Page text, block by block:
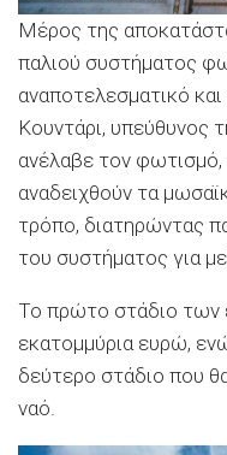
Μέρος της
παλιού συστήματος
αναποτελεσματικό
Κουντάρι, υπεύθυνος
ανέλαβε τον φωτισμό,
αναδειχθούν τα
τρόπο, διατηρώντας
του συστήματος για
Το πρώτο στάδιο των
εκατομμύρια ευρώ,
δεύτερο στάδιο που
ναό.